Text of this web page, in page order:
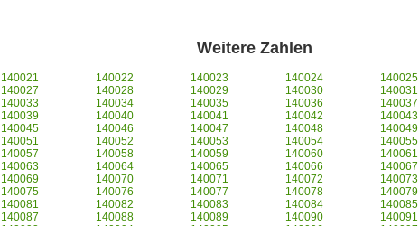
Weitere Zahlen
140021 140022 140023 140024 140025
140027
140028 140029 140030 140031
140033
140034 140035 140036 140037
140039
140040 140041 140042 140043
140045
140046 140047 140048 140049
140051
140052 140053 140054 140055
140057
140058 140059 140060 140061
140063
140064 140065 140066 140067
140069
140070 140071 140072 140073
140075
140076 140077 140078 140079
140081
140082 140083 140084 140085
140087
140088 140089 140090 140091